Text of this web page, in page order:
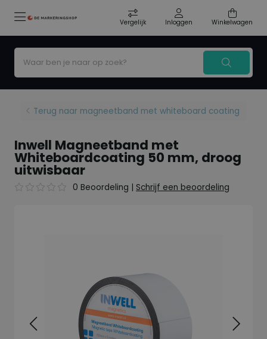
Vergelijk Inloggen Winkelwagen
Terug naar magneetband met whiteboard coating
Inwell Magneetband met
Whiteboardcoating 50 mm, droog
uitwisbaar
0 Beoordeling | Schrijf een beoordeling